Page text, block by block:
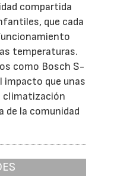
compartida
que cada
temperaturas.
como Bosch S-
impacto que unas
climatización
de la comunidad